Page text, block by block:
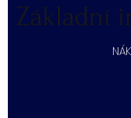
Základní